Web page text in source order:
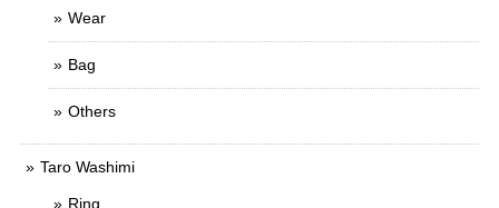
Wear
Bag
Others
Taro Washimi
Ring